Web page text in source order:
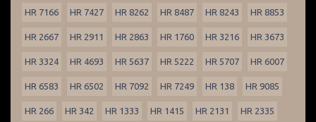
HR 7166 HR 7427 HR 8262 HR 8487 HR 8243 HR 8853
HR 2667 HR 2911 HR 2863 HR 1760 HR 3216 HR 3673
HR 3324 HR 4693 HR 5637 HR 5222 HR 5707 HR 6007
HR 6583 HR 6502 HR 7092 HR 7249 HR 138 HR 9085
HR 266 HR 342 HR 1333 HR 1415 HR 2131 HR 2335